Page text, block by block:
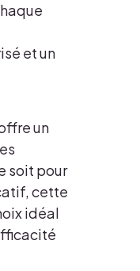
et un
un
soit pour
cette
idéal